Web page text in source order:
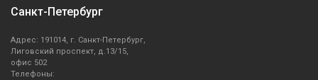
Санкт-Петербург
Адрес: 191014, г. Санкт-Петербург,
Лиговский проспект, д.13/15,
офис 502
Телефоны: